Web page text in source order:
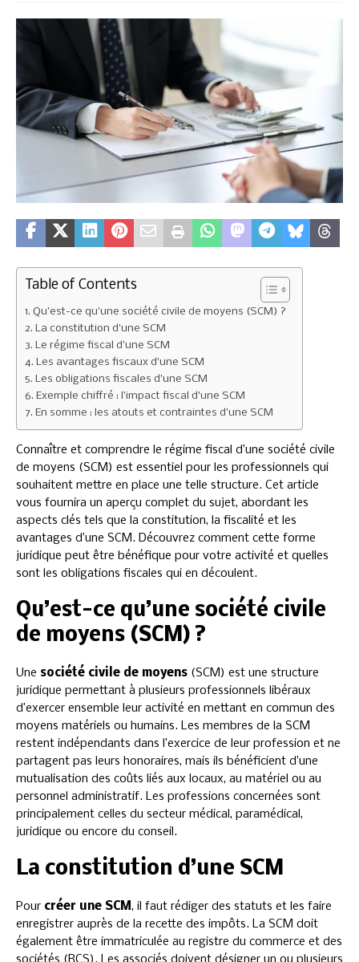
Table of Contents
Qu’est-ce qu’une société civile de moyens (SCM) ?
La constitution d’une SCM
Le régime fiscal d’une SCM
Les avantages fiscaux d’une SCM
Les obligations fiscales d’une SCM
Exemple chiffré : l’impact fiscal d’une SCM
En somme : les atouts et contraintes d’une SCM
Connaître et comprendre le régime fiscal d’une société civile
de moyens (SCM) est essentiel pour les professionnels qui
souhaitent mettre en place une telle structure. Cet article
vous fournira un aperçu complet du sujet, abordant les
aspects clés tels que la constitution, la fiscalité et les
avantages d’une SCM. Découvrez comment cette forme
juridique peut être bénéfique pour votre activité et quelles
sont les obligations fiscales qui en découlent.
Qu’est-ce qu’une société civile
de moyens (SCM) ?
Une société civile de moyens (SCM) est une structure
juridique permettant à plusieurs professionnels libéraux
d’exercer ensemble leur activité en mettant en commun des
moyens matériels ou humains. Les membres de la SCM
restent indépendants dans l’exercice de leur profession et ne
partagent pas leurs honoraires, mais ils bénéficient d’une
mutualisation des coûts liés aux locaux, au matériel ou au
personnel administratif. Les professions concernées sont
principalement celles du secteur médical, paramédical,
juridique ou encore du conseil.
La constitution d’une SCM
Pour créer une SCM, il faut rédiger des statuts et les faire
enregistrer auprès de la recette des impôts. La SCM doit
également être immatriculée au registre du commerce et des
sociétés (RCS). Les associés doivent désigner un ou plusieurs